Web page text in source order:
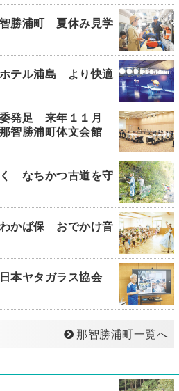
勝浦町 夏休み見学
テル浦島 より快適
委発足 来年１１月
智勝浦町体文会館
く なちかつ古道を守
かば保 おでかけ音
本ヤタガラス協会
那智勝浦町一覧へ